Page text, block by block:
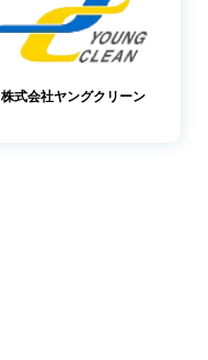
株式会社ヤングクリーン